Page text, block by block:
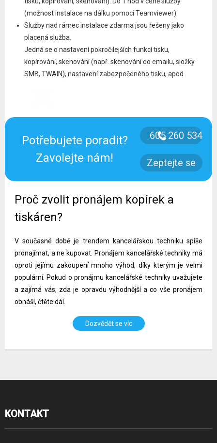
(možnost instalace na dálku pomocí Teamviewer)
Služby nad rámec instalace zdarma jsou řešeny jako
placená služba.
Jedná se o nastavení pokročilejších funkcí tisku,
kopírování, skenování (např. skenování do emailu, složky
SMB, TWAIN), nastavení zabezpečeného tisku, apod.
Potřebujete poradit?
Zavolejte nám!
605 260 534
Zeptejte se
Proč zvolit pronájem kopírek a
tiskáren?
V současné době je trendem kancelářskou techniku spíše
pronajímat, a ne kupovat. Pronájem kancelářské techniky má
oproti jejímu zakoupení mnoho výhod, díky kterým je velmi
populární. Pokud o pronájmu kancelářské techniky uvažujete
a zajímá vás, zda je opravdu výhodnější a co vše pronájem
obnáší, čtěte dál.
Dozvědět se víc
KONTAKT